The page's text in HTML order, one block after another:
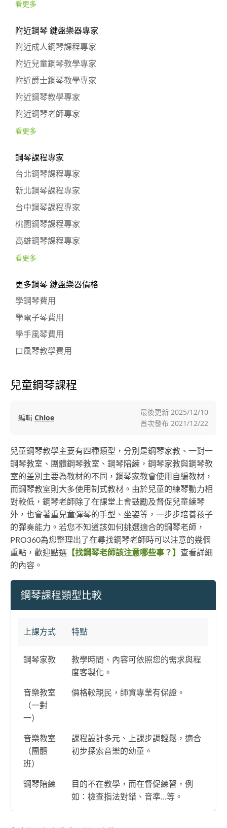
看更多
附近鋼琴 鍵盤樂器專家
附近成人鋼琴課程專家
附近兒童鋼琴教學專家
附近爵士鋼琴教學專家
附近鋼琴教學專家
附近鋼琴老師專家
看更多
鋼琴課程專家
台北鋼琴課程專家
新北鋼琴課程專家
台中鋼琴課程專家
桃園鋼琴課程專家
高雄鋼琴課程專家
看更多
更多鋼琴 鍵盤樂器價格
學鋼琴費用
學電子琴費用
學手風琴費用
口風琴教學費用
兒童鋼琴課程
編輯 Chloe
最後更新 2025/12/10
首次發布 2021/12/22
兒童鋼琴教學主要有四種類型，分別是鋼琴家教、一對一
鋼琴教室、團體鋼琴教室、鋼琴陪練，鋼琴家教與鋼琴教
室的差別主要為教材的不同，鋼琴家教會使用自編教材，
而鋼琴教室則大多使用制式教材。由於兒童的練琴動力相
對較低，鋼琴老師除了在課堂上會鼓勵及督促兒童練琴
外，也會著重兒童彈琴的手型、坐姿等，一步步培養孩子
的彈奏能力。若您不知道該如何挑選適合的鋼琴老師，
PRO360為您整理出了在尋找鋼琴老師時可以注意的幾個
重點，歡迎點選 【找鋼琴老師該注意哪些事？】 查看詳細
的內容。
鋼琴課程類型比較
上課方式 特點
鋼琴家教
教學時間、內容可依照您的需求與程
度客製化。
音樂教室
（一對
一）
價格較親民，師資專業有保證。
音樂教室
（團體
班）
課程設計多元、上課步調輕鬆，適合
初步探索音樂的幼童。
鋼琴陪練
目的不在教學，而在督促練習，例
如：檢查指法對錯、音準...等。